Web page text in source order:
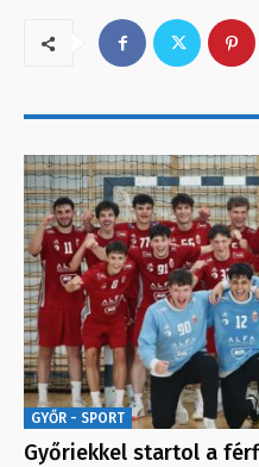
GYŐR - SPORT
Győriekkel startol a